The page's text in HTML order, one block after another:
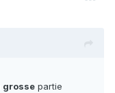
grosse partie